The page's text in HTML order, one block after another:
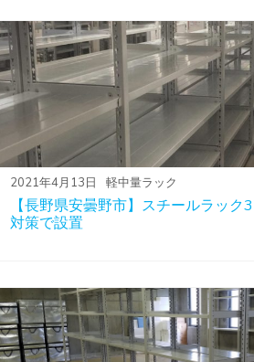
2021年4月13日 軽中量ラック
【長野県安曇野市】スチールラッ
対策で設置